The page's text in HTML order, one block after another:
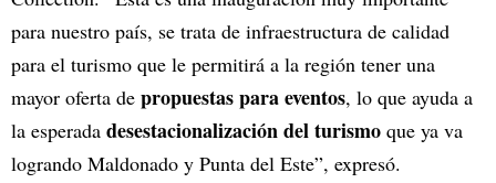
para nuestro país, se trata de infraestructura de calidad
para el turismo que le permitirá a la región tener una
mayor oferta de propuestas para eventos, lo que ayuda a
la esperada desestacionalización del turismo que ya va
logrando Maldonado y Punta del Este”, expresó.